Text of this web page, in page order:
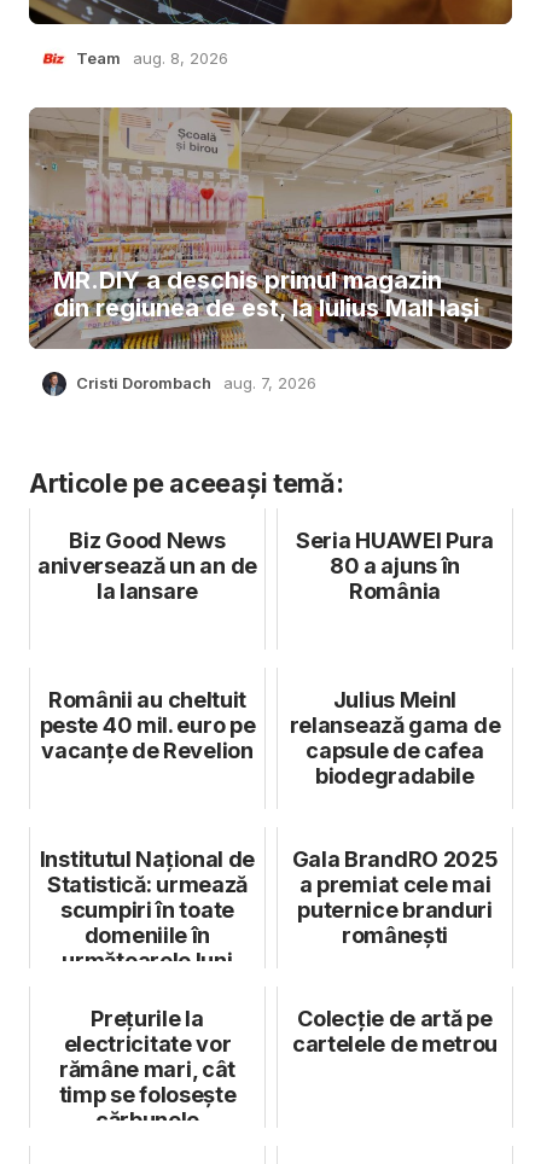
Team aug. 8, 2026
MR.DIY a deschis primul magazin
din regiunea de est, la Iulius Mall Iași
Cristi Dorombach aug. 7, 2026
Articole pe aceeași temă:
Biz Good News
aniversează un an de
la lansare
Seria HUAWEI Pura
80 a ajuns în
România
Românii au cheltuit
peste 40 mil. euro pe
vacanțe de Revelion
Julius Meinl
relansează gama de
capsule de cafea
biodegradabile
Institutul Național de
Statistică: urmează
scumpiri în toate
domeniile în
următoarele luni
Gala BrandRO 2025
a premiat cele mai
puternice branduri
românești
Prețurile la
electricitate vor
rămâne mari, cât
timp se folosește
cărbunele
Colecție de artă pe
cartelele de metrou